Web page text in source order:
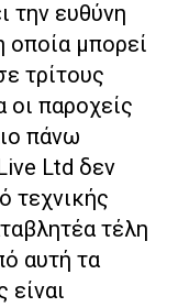
την ευθύνη
οποία μπορεί
τρίτους
οι παροχείς
πάνω
Ltd δεν
τεχνικής
τέλη
αυτή τα